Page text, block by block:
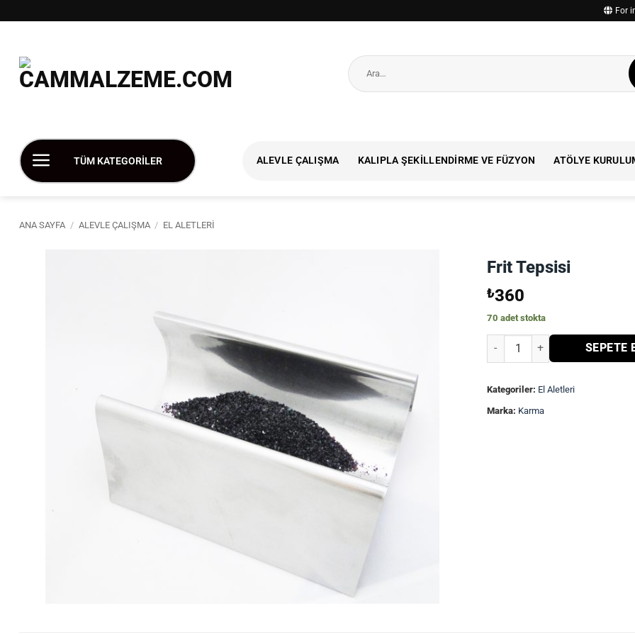
atla
For
Ara:
TÜM KATEGORİLER ALEVLE ÇALIŞMA KALIPLA ŞEKILLENDIRME VE FÜZYON ATÖLYE
ANA SAYFA / ALEVLE ÇALIŞMA / EL ALETLERI
Frit Tepsisi
₺360
70 adet stokta
Frit Tepsisi adet
SEPETE
Kategoriler: El Aletleri
Marka: Karma